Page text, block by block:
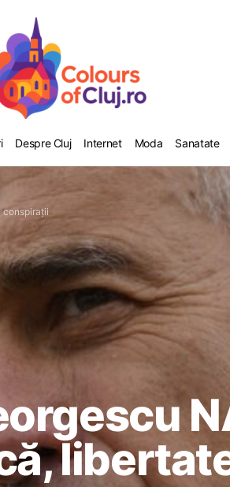
Despre Cluj Internet Moda Sanatate
conspirații